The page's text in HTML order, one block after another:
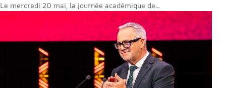
Le mercredi 20 mai, la journée académique de...